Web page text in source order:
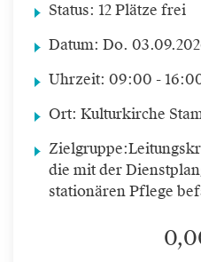
Status: 12 Plätze frei
Datum: Do.
Uhrzeit: 09:00 -
Ort: Kulturkirche
Zielgruppe:
die mit der
stationären Pflege